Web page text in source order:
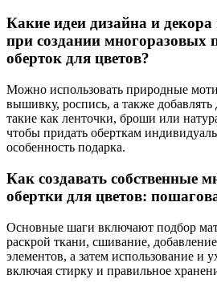
Какие идеи дизайна и
при создании многоразовых
оберток для цветов?
Можно использовать природные
вышивку, роспись, а также
такие как ленточки, броши или
чтобы придать оберткам
особенность подарка.
Как создавать собственные
обертки для цветов:
Основные шаги включают подбор
раскрой ткани, сшивание,
элементов, а затем использование и
включая стирку и правильное